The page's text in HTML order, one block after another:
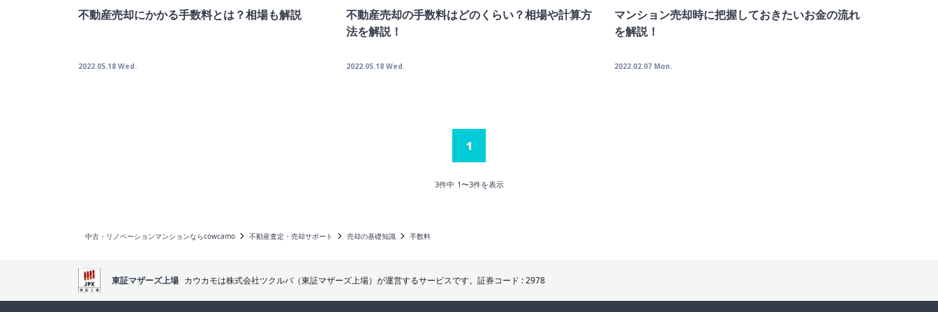
不動産売却にかかる手数料とは？相場も解説
2022.05.18 Wed.
不動産売却の手数料はどのくらい？相場や計算方
法を解説！
2022.05.18 Wed.
マンション売却時に把握しておきたいお金の流れ
を解説！
2022.02.07 Mon.
1
3件中 1 〜3件を表示
中古・リノベーションマンションならcowcamo 不動産査定・売却サポート 売却の基礎知識 手数料
東証マザーズ上場 カウカモは株式会社ツクルバ（東証マザーズ上場）が運営するサービスです。証券コード : 2978